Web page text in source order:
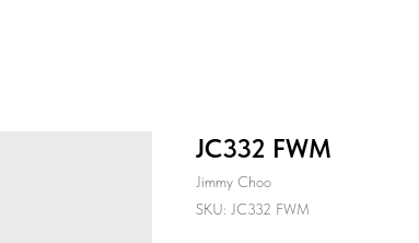
JC332 FWM
Jimmy Choo
SKU: JC332 FWM